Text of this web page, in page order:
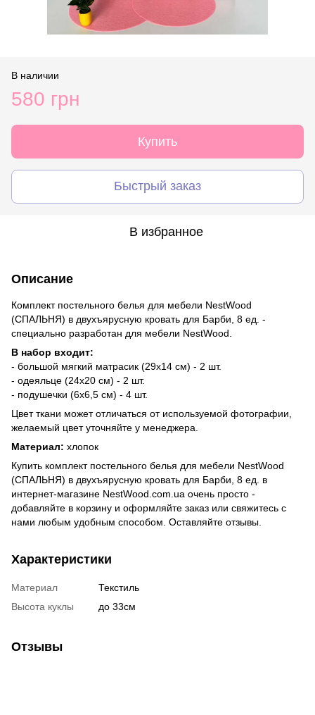
В наличии
580 грн
Купить
Быстрый заказ
В избранное
Описание
Комплект постельного белья для мебели NestWood
(СПАЛЬНЯ) в двухъярусную кровать для Барби, 8 ед. -
специально разработан для мебели NestWood.
В набор входит:
- большой мягкий матрасик (29х14 см) - 2 шт.
- одеяльце (24х20 см) - 2 шт.
- подушечки (6х6,5 см) - 4 шт.
Цвет ткани может отличаться от используемой фотографии,
желаемый цвет уточняйте у менеджера.
Материал: хлопок
Купить комплект постельного белья для мебели NestWood
(СПАЛЬНЯ) в двухъярусную кровать для Барби, 8 ед. в
интернет-магазине NestWood.com.ua очень просто -
добавляйте в корзину и оформляйте заказ или свяжитесь с
нами любым удобным способом. Оставляйте отзывы.
Характеристики
Материал
Текстиль
Высота куклы
до 33см
Отзывы